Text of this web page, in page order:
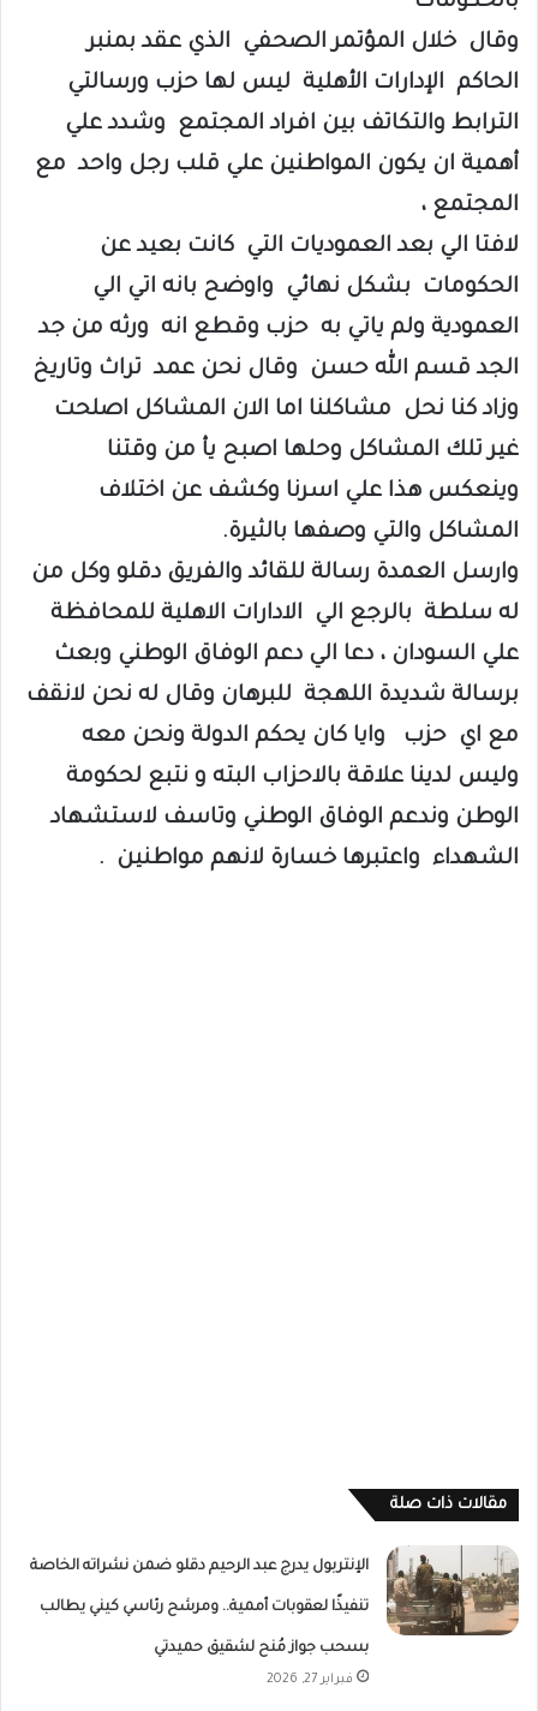
وقال خلال المؤتمر الصحفي الذي عقد بمنبر
الحاكم الإدارات الأهلية ليس لها حزب ورسالتي
الترابط والتكاتف بين افراد المجتمع وشدد علي
أهمية ان يكون المواطنين علي قلب رجل واحد مع
المجتمع ،
لافتا الي بعد العموديات التي كانت بعيد عن
الحكومات بشكل نهائي واوضح بانه اتي الي
العمودية ولم ياتي به حزب وقطع انه ورثه من جد
الجد قسم الله حسن وقال نحن عمد تراث وتاريخ
وزاد كنا نحل مشاكلنا اما الان المشاكل اصلحت
غير تلك المشاكل وحلها اصبح يأ من وقتنا
وينعكس هذا علي اسرنا وكشف عن اختلاف
المشاكل والتي وصفها بالثيرة.
وارسل العمدة رسالة للقائد والفريق دقلو وكل من
له سلطة بالرجع الي الادارات الاهلية للمحافظة
علي السودان ، دعا الي دعم الوفاق الوطني وبعث
برسالة شديدة اللهجة للبرهان وقال له نحن لانقف
مع اي حزب وايا كان يحكم الدولة ونحن معه
وليس لدينا علاقة بالاحزاب البته و نتبع لحكومة
الوطن وندعم الوفاق الوطني وتاسف لاستشهاد
الشهداء واعتبرها خسارة لانهم مواطنين .
مقالات ذات صلة
الإنتربول يدرج عبد الرحيم دقلو ضمن نشراته الخاصة
تنفيذًا لعقوبات أممية.. ومرشح رئاسي كيني يطالب
بسحب جواز مُنح لشقيق حميدتي
فبراير 27, 2026